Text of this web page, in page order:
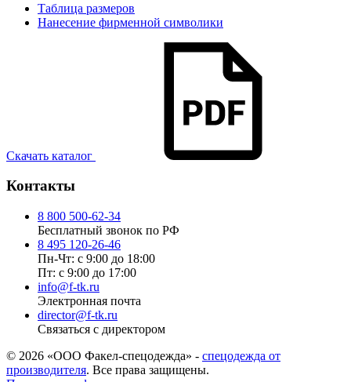
Таблица размеров
Нанесение фирменной символики
Скачать каталог
Контакты
8 800 500-62-34
Бесплатный звонок по РФ
8 495 120-26-46
Пн-Чт: с 9:00 до 18:00
Пт: с 9:00 до 17:00
info@f-tk.ru
Электронная почта
director@f-tk.ru
Связаться с директором
© 2026 «ООО Факел-спецодежда» - спецодежда от
производителя. Все права защищены.